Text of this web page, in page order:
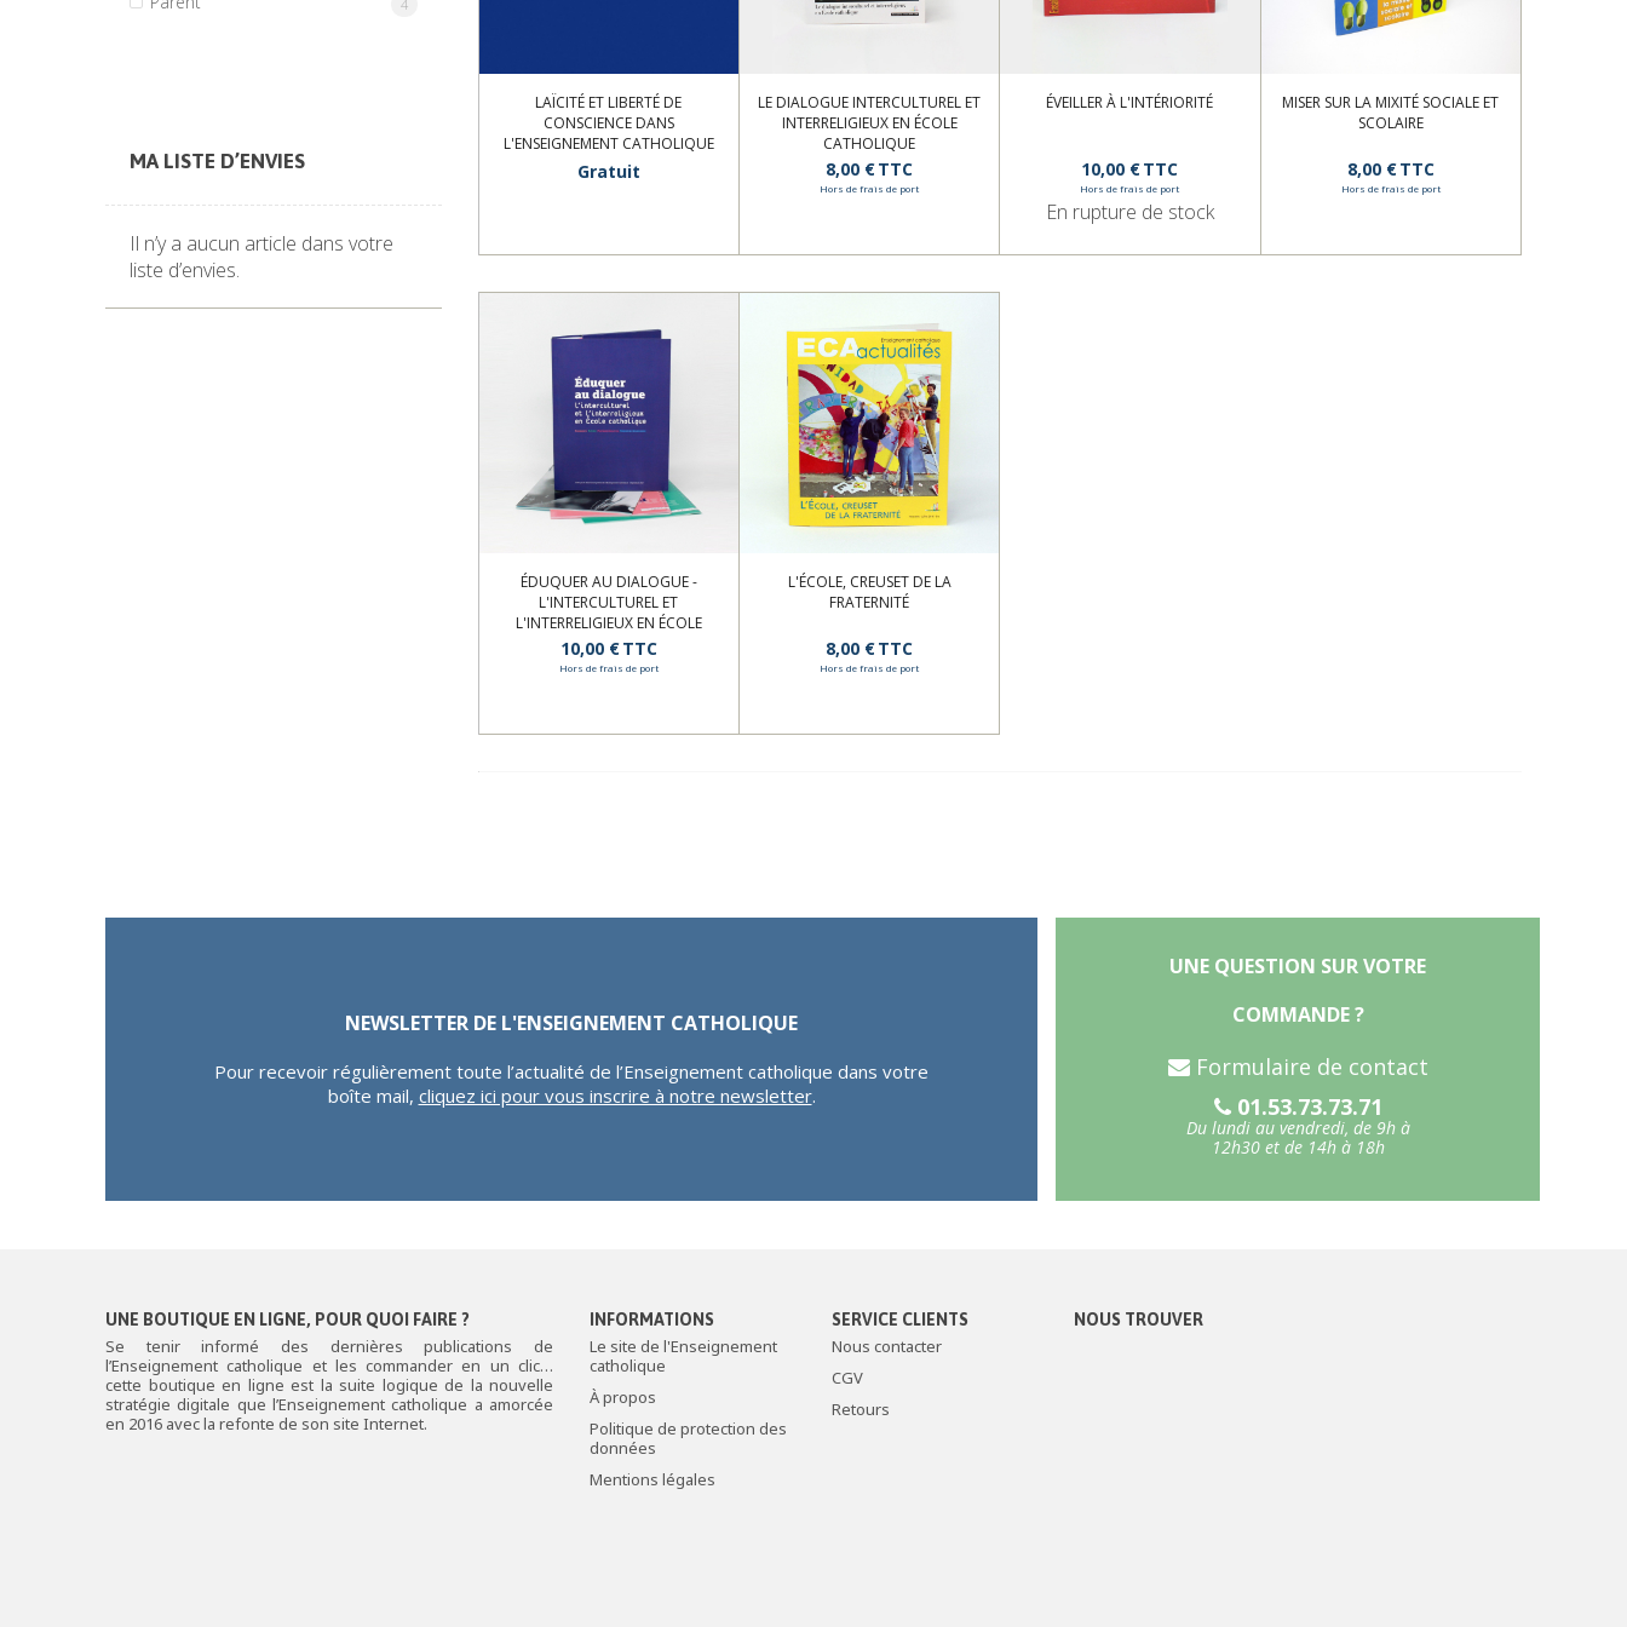
LAÏCITÉ ET LIBERTÉ DE
CONSCIENCE DANS
L'ENSEIGNEMENT CATHOLIQUE
Gratuit
LE DIALOGUE INTERCULTUREL ET
INTERRELIGIEUX EN ÉCOLE
CATHOLIQUE
8,00 €TTC
Hors de frais de port
ÉVEILLER À L'INTÉRIORITÉ
10,00 €TTC
Hors de frais de port
En rupture de stock
MISER SUR LA MIXITÉ SOCIALE ET
SCOLAIRE
8,00 €TTC
Hors de frais de port
ÉDUQUER AU DIALOGUE -
L'INTERCULTUREL ET
L'INTERRELIGIEUX EN ÉCOLE
CATHOLIQUE
10,00 €TTC
Hors de frais de port
L'ÉCOLE, CREUSET DE LA
FRATERNITÉ
8,00 €TTC
Hors de frais de port
4
MA LISTE D’ENVIES
Il n’y a aucun article dans votre
liste d’envies.
NEWSLETTER DE L'ENSEIGNEMENT CATHOLIQUE
Pour recevoir régulièrement toute l’actualité de l’Enseignement catholique dans votre
boîte mail, cliquez ici pour vous inscrire à notre newsletter.
UNE QUESTION SUR VOTRE
COMMANDE ?
Formulaire de contact
01.53.73.73.71
Du lundi au vendredi, de 9h à
12h30 et de 14h à 18h
UNE BOUTIQUE EN LIGNE, POUR QUOI FAIRE ?
Se tenir informé des dernières publications de
l’Enseignement catholique et les commander en un clic…
cette boutique en ligne est la suite logique de la nouvelle
stratégie digitale que l’Enseignement catholique a amorcée
en 2016 avec la refonte de son site Internet.
INFORMATIONS
Le site de l'Enseignement
catholique
À propos
Politique de protection des
données
Mentions légales
SERVICE CLIENTS
Nous contacter
CGV
Retours
NOUS TROUVER